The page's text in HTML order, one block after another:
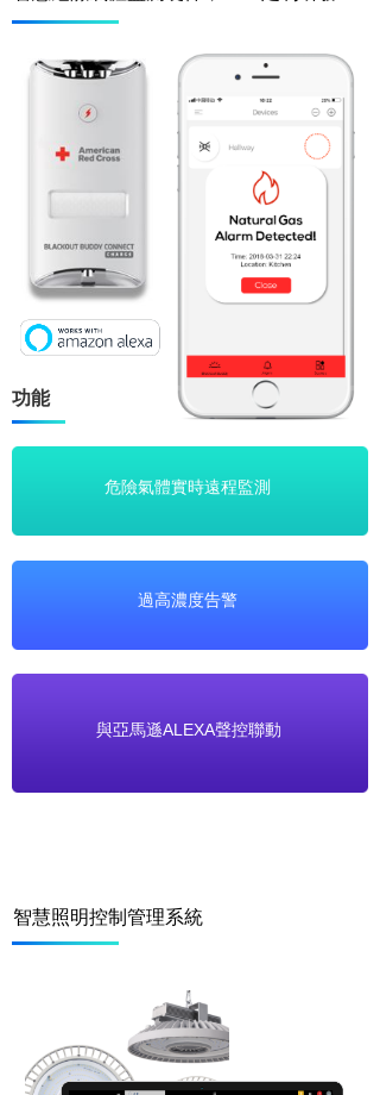
過高濃度告警
與亞馬遜ALEXA聲控聯動
危險氣體實時遠程監測
危險氣體實實時遠程監測
功能
智慧照明控制管理系統